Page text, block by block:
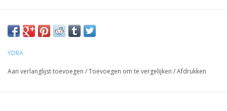
YDRA
Aan verlanglijst toevoegen /Toevoegen om te vergelijken /Afdrukken